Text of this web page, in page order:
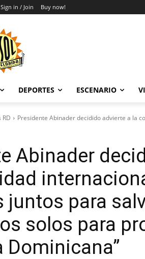
Sign in / Join Buy now!
DEPORTES ESCENARIO
RD Presidente Abinader decidido advierte a la
Abinader
juntos para
solos para
Dominicana”